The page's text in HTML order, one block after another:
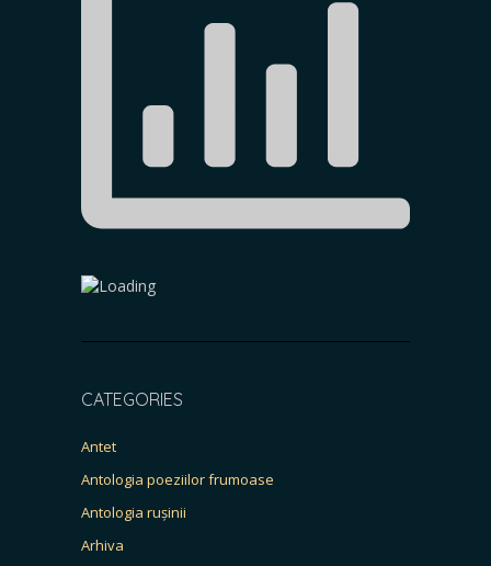
CATEGORIES
Antet
Antologia poeziilor frumoase
Antologia rușinii
Arhiva